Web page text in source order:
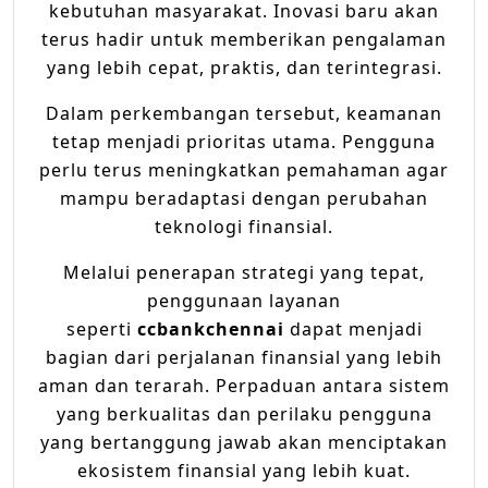
kebutuhan masyarakat. Inovasi baru akan
terus hadir untuk memberikan pengalaman
yang lebih cepat, praktis, dan terintegrasi.
Dalam perkembangan tersebut, keamanan
tetap menjadi prioritas utama. Pengguna
perlu terus meningkatkan pemahaman agar
mampu beradaptasi dengan perubahan
teknologi finansial.
Melalui penerapan strategi yang tepat,
penggunaan layanan
seperti ccbankchennai dapat menjadi
bagian dari perjalanan finansial yang lebih
aman dan terarah. Perpaduan antara sistem
yang berkualitas dan perilaku pengguna
yang bertanggung jawab akan menciptakan
ekosistem finansial yang lebih kuat.